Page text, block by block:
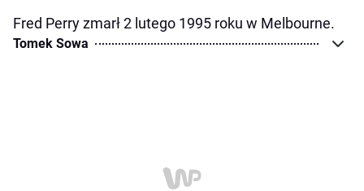
Fred Perry zmarł 2 lutego 1995 roku w Melbourne.
Tomek Sowa